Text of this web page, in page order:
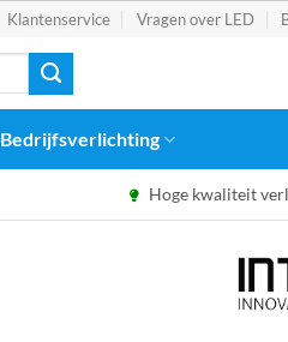
Klantenservice Vragen over LED
Bedrijfsverlichting
Hoge kwaliteit